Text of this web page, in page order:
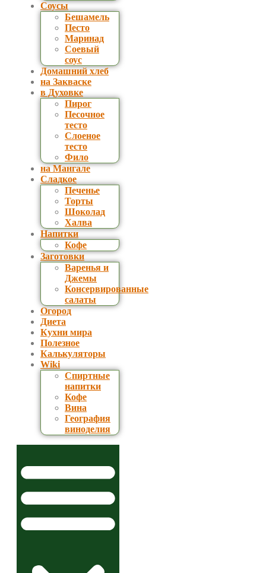
Соусы
Бешамель
Песто
Маринад
Соевый
соус
Домашний хлеб
на Закваске
в Духовке
Пирог
Песочное
тесто
Слоеное
тесто
Фило
на Мангале
Сладкое
Печенье
Торты
Шоколад
Халва
Напитки
Кофе
Заготовки
Варенья и
Джемы
Консервированные
салаты
Огород
Диета
Кухни мира
Полезное
Калькуляторы
Wiki
Спиртные
напитки
Кофе
Вина
География
виноделия